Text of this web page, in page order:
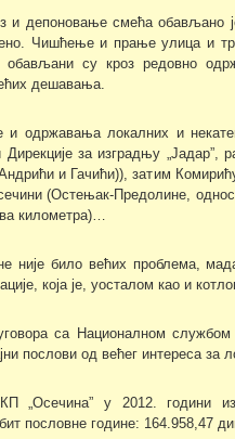
депоновање смећа обављано
Чишћење и прање улица и
обављани су кроз редовно
дешавања.
и одржавања локалних и
за изградњу „Јадар”,
и Гачићи)), затим
(Остењак-Предолине,
километра)…
није било већих проблема,
која је, уосталом као и
уговора са Националном
послови од већег интереса за
„Осечина” у 2012. години
пословне године: 164.958,47